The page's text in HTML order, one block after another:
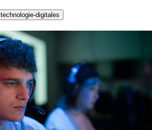
technologie-digitales